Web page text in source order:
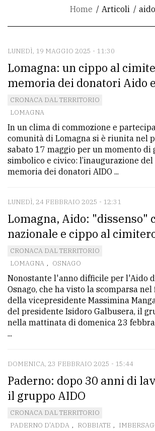
CONTATTI
La
redazione
Scrivici
Per
la
tua
pubblicità
CERCA
Cerca
per
comune
Ricerca
avanzata
LE
TESTATE
PRIVACY
Home Articoli aido
LUNEDÌ, 19 MAGGIO 2025 - 11:30
Lomagna: un cippo al
memoria dei donatori Aido
CRONACA DAL TERRITORIO
LOMAGNA
In un clima di commozione e
comunità di Lomagna si è riunita nel
sabato 17 maggio per un momento di
simbolico e civico: l’inaugurazione
memoria dei donatori AIDO ...
LUNEDÌ, 24 FEBBRAIO 2025 - 12:31
Lomagna, Aido: "dissenso"
nazionale e cippo al
CRONACA DAL TERRITORIO
LOMAGNA , OSNAGO
Nonostante l'anno difficile per l'Aido
Osnago, che ha visto la scomparsa
della vicepresidente Massimina
del presidente Isidoro Galbusera, il
nella mattinata di domenica 23
...
DOMENICA, 23 FEBBRAIO 2025 - 15:44
Paderno: dopo 30 anni di
il gruppo AIDO
CRONACA DAL TERRITORIO
PADERNO D'ADDA , ROBBIATE ,